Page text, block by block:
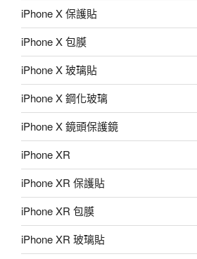
iPhone X 保護貼
iPhone X 包膜
iPhone X 玻璃貼
iPhone X 鋼化玻璃
iPhone X 鏡頭保護鏡
iPhone XR
iPhone XR 保護貼
iPhone XR 包膜
iPhone XR 玻璃貼